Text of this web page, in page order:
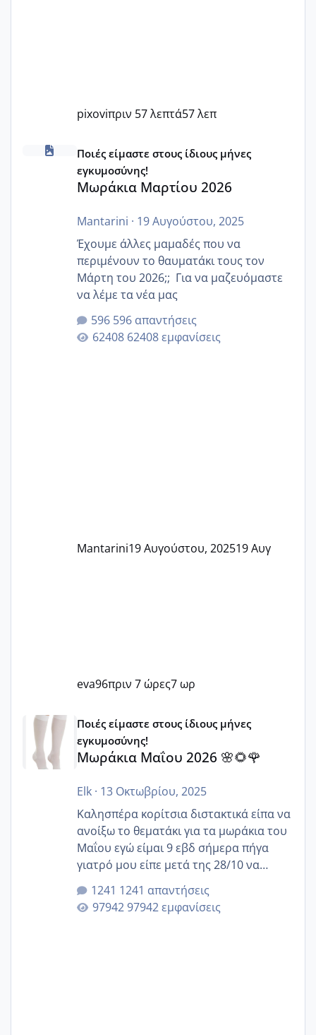
pixoviπριν 57 λεπτά57 λεπ
Μωράκια Μαρτίου 2026
Ποιές είμαστε στους ίδιους μήνες
εγκυμοσύνης!
Μωράκια Μαρτίου 2026
Mantarini · 19 Αυγούστου, 2025
Έχουμε άλλες μαμαδές που να
περιμένουν το θαυματάκι τους τον
Μάρτη του 2026;; Για να μαζευόμαστε
να λέμε τα νέα μας
596 απαντήσεις
62408 εμφανίσεις
Mantarini19 Αυγούστου, 202519 Αυγ
eva96πριν 7 ώρες7 ωρ
Μωράκια Μαΐου 2026 🌸🌻🌹
Ποιές είμαστε στους ίδιους μήνες
εγκυμοσύνης!
Μωράκια Μαΐου 2026 🌸🌻🌹
Elk· 13 Οκτωβρίου, 2025
Καλησπέρα κορίτσια διστακτικά είπα να
ανοίξω το θεματάκι για τα μωράκια του
Μαΐου εγώ είμαι 9 εβδ σήμερα πήγα
γιατρό μου είπε μετά της 28/10 να
κλείσω ραντεβού για την αυχενική είναι
καμιά άλλη κοπέλα να γεννάει Μάιο ;;
1241 απαντήσεις
97942 εμφανίσεις